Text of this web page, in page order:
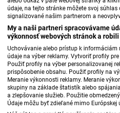
údaje, na tejto stránke môžete svoj
signalizované našim partnerom a
My a naši partneri spracovávame
výkonnosť webových stránok a
Uchovávanie alebo prístup k informáciám
údaje na výber reklamy. Vytvoriť profily
Použiť profily na výber personalizovanej
prispôsobenie obsahu. Použiť profily na
Meranie výkonnosti reklamy. Meranie
skupiny na základe štatistík alebo
a zlepšovanie služieb. Použitie
Údaje môžu byť zdieľané mimo Európskej
Jednotka
Dvojka
24
Šport